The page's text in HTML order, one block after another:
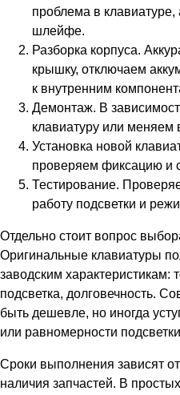
проблема в
шлейфе.
Разборка корпуса.
крышку, отключаем
к внутренним
Демонтаж. В
клавиатуру или меняем
Установка новой
проверяем фиксацию и
Тестирование.
работу подсветки и
Отдельно стоит вопрос
Оригинальные клавиатуры
заводским характеристикам:
подсветка, долговечность.
быть дешевле, но иногда
или равномерности
Сроки выполнения зависят
наличия запчастей. В